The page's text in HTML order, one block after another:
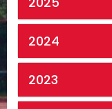
2024
2023